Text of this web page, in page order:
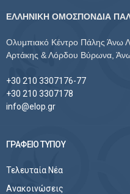
ΕΛΛΗΝΙΚΗ ΟΜΟΣΠΟΝΔΙΑ
Ολυμπιακό Κέντρο Πάλης Άνω
Αρτάκης & Λόρδου Βύρωνα,
+30 210 3307176-77
+30 210 3307178
info@elop.gr
ΓΡΑΦΕΙΟ ΤΥΠΟΥ
Τελευταία Νέα
Ανακοινώσεις